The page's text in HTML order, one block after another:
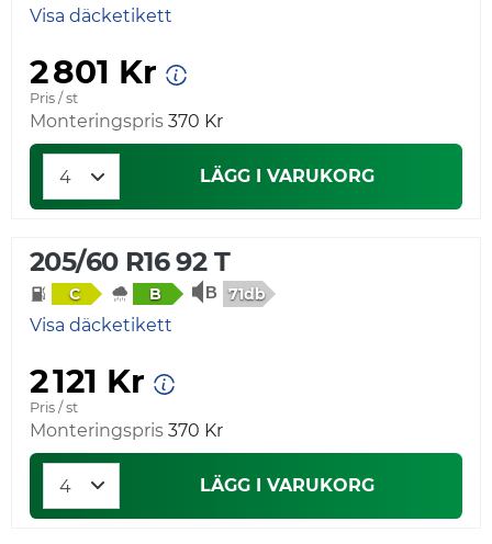
Visa däcketikett
2 801 Kr
Pris / st
Monteringspris 370 Kr
LÄGG I VARUKORG
205/60 R16 92 T
C B 71db
Visa däcketikett
2 121 Kr
Pris / st
Monteringspris 370 Kr
LÄGG I VARUKORG